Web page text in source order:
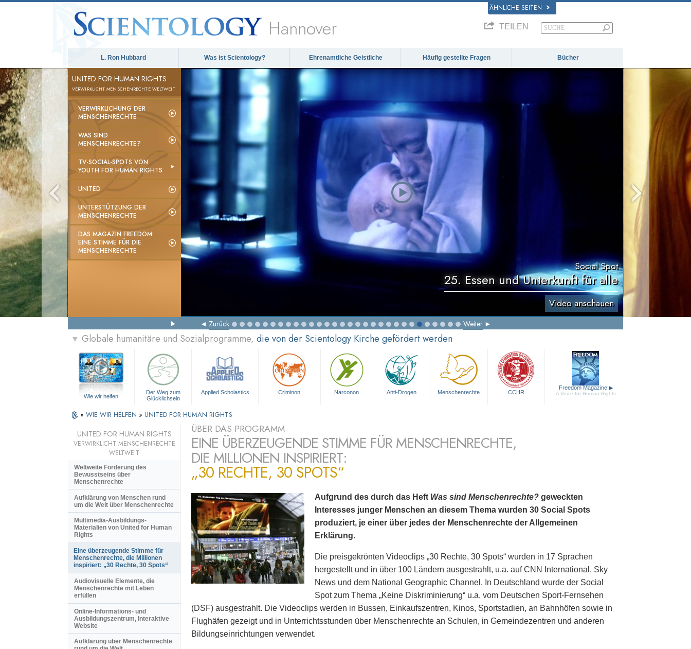
ÄHNLICHE SEITEN
Hannover TEILEN
L. Ron Hubbard Was ist Scientology? Ehrenamtliche Geistliche Häufig gestellte Fragen Bücher
UNITED FOR HUMAN RIGHTS
VERWIRKLICHT MENSCHENRECHTE WELTWEIT
VERWIRKLICHUNG DER
MENSCHENRECHTE
WAS SIND
MENSCHENRECHTE?
TV-SOCIAL-SPOTS VON
YOUTH FOR HUMAN RIGHTS
UNITED
UNTERSTÜTZUNG DER
MENSCHENRECHTE
DAS MAGAZIN FREEDOM:
EINE STIMME FÜR DIE
MENSCHENRECHTE
Social Spot
25. Essen und Unterkunft für alle
Video anschauen
Zurück Weiter
▼ Globale humanitäre und Sozialprogramme, die von der Scientology Kirche gefördert werden
Wie wir helfen
Der Weg zum
Glücklichsein
Applied Scholastics Criminon Narconon Anti-Drogen Menschenrechte CCHR
Freedom Magazine ▶
A Voice for Human Rights
» WIE WIR HELFEN » UNITED FOR HUMAN RIGHTS
ÜBER DAS PROGRAMM
EINE ÜBERZEUGENDE STIMME FÜR MENSCHENRECHTE,
DIE MILLIONEN INSPIRIERT:
„30 RECHTE, 30 SPOTS“
Aufgrund des durch das Heft Was sind Menschenrechte? geweckten
Interesses junger Menschen an diesem Thema wurden 30 Social Spots
produziert, je einer über jedes der Menschenrechte der Allgemeinen
Erklärung.
Die preisgekrönten Videoclips „30 Rechte, 30 Spots“ wurden in 17 Sprachen
hergestellt und in über 100 Ländern ausgestrahlt, u.a. auf CNN International, Sky
News und dem National Geographic Channel. In Deutschland wurde der Social
Spot zum Thema „Keine Diskriminierung“ u.a. vom Deutschen Sport-Fernsehen
(DSF) ausgestrahlt. Die Videoclips werden in Bussen, Einkaufszentren, Kinos, Sportstadien, an Bahnhöfen sowie in
Flughäfen gezeigt und in Unterrichtsstunden über Menschenrechte an Schulen, in Gemeindezentren und anderen
Bildungseinrichtungen verwendet.
UNITED FOR HUMAN RIGHTS
VERWIRKLICHT MENSCHENRECHTE
WELTWEIT
Weltweite Förderung des
Bewusstseins über
Menschenrechte
Aufklärung von Menschen rund
um die Welt über Menschenrechte
Multimedia-Ausbildungs-
Materialien von United for Human
Rights
Eine überzeugende Stimme für
Menschenrechte, die Millionen
inspiriert: „30 Rechte, 30 Spots“
Audiovisuelle Elemente, die
Menschenrechte mit Leben
erfüllen
Online-Informations- und
Ausbildungszentrum, Interaktive
Website
Aufklärung über Menschenrechte